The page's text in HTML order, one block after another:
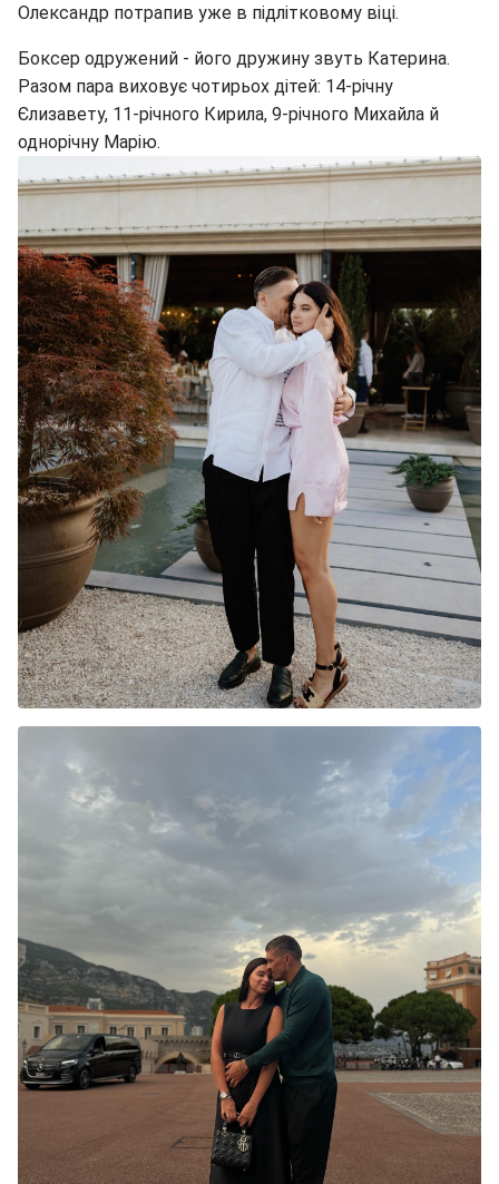
Олександр потрапив уже в підлітковому віці.
Боксер одружений - його дружину звуть Катерина.
Разом пара виховує чотирьох дітей: 14-річну
Єлизавету, 11-річного Кирила, 9-річного Михайла й
однорічну Марію.